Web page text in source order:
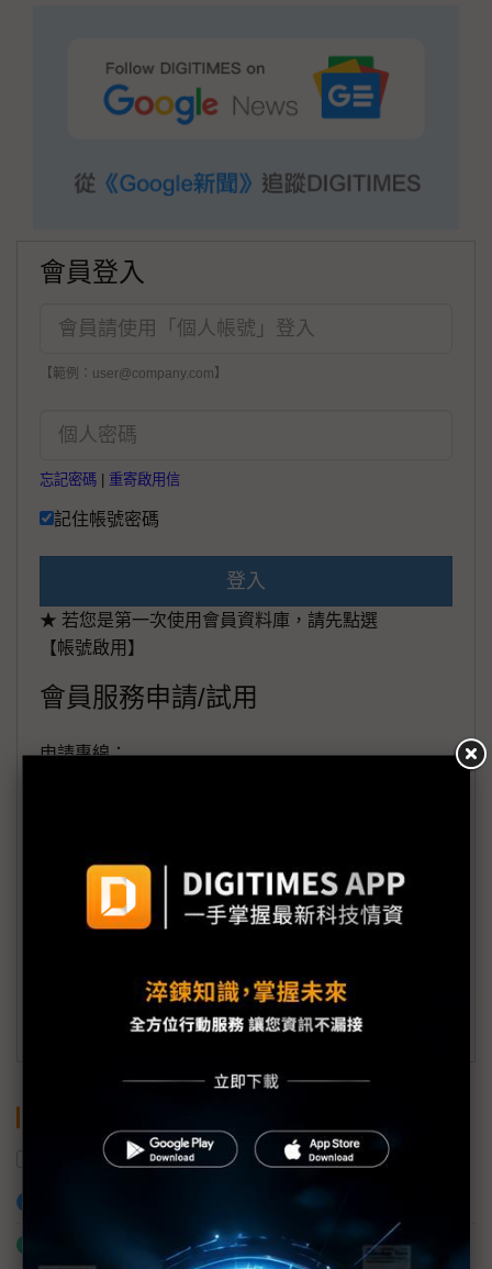
會員登入
【範例：user@company.com】
忘記密碼 重寄啟用信
記住帳號密碼
登入
★ 若您是第一次使用會員資料庫，請先點選
【帳號啟用】
會員服務申請/試用
申請專線：
會員信箱：
member@digitimes.com
訂閱DIGITIMES 行動版
阿里巴巴 美國 騰訊
什麼是「關鍵字追蹤」